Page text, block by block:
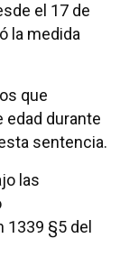
el 17 de
la medida
que
durante
sentencia.
las
§5 del